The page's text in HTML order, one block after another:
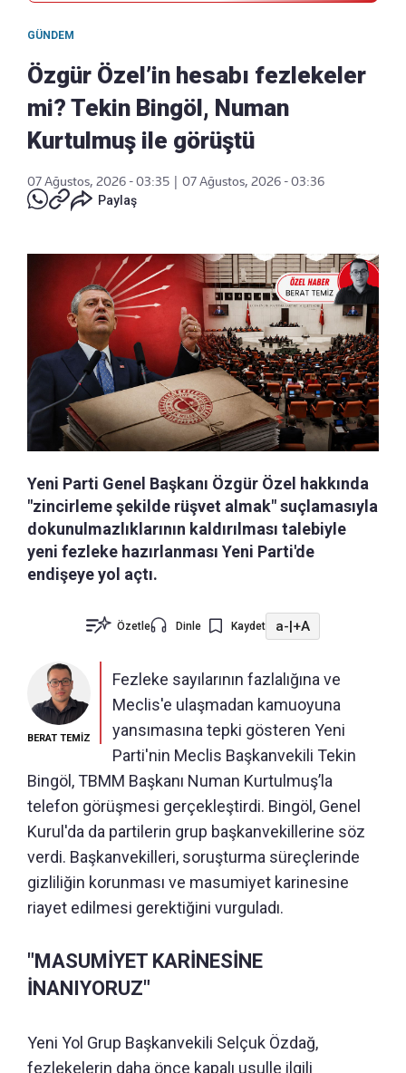
GÜNDEM
Özgür Özel’in hesabı fezlekeler
mi? Tekin Bingöl, Numan
Kurtulmuş ile görüştü
07 Ağustos, 2026 - 03:35
07 Ağustos, 2026 - 03:36
Paylaş
Yeni Parti Genel Başkanı Özgür Özel hakkında
"zincirleme şekilde rüşvet almak" suçlamasıyla
dokunulmazlıklarının kaldırılması talebiyle
yeni fezleke hazırlanması Yeni Parti'de
endişeye yol açtı.
Özetle Dinle Kaydet a-|+A
BERAT TEMİZ
Fezleke sayılarının fazlalığına ve
Meclis'e ulaşmadan kamuoyuna
yansımasına tepki gösteren Yeni
Parti'nin Meclis Başkanvekili Tekin
Bingöl, TBMM Başkanı Numan Kurtulmuş’la
telefon görüşmesi gerçekleştirdi. Bingöl, Genel
Kurul'da da partilerin grup başkanvekillerine söz
verdi. Başkanvekilleri, soruşturma süreçlerinde
gizliliğin korunması ve masumiyet karinesine
riayet edilmesi gerektiğini vurguladı.
"MASUMİYET KARİNESİNE
İNANIYORUZ"
Yeni Yol Grup Başkanvekili Selçuk Özdağ,
fezlekelerin daha önce kapalı usulle ilgili